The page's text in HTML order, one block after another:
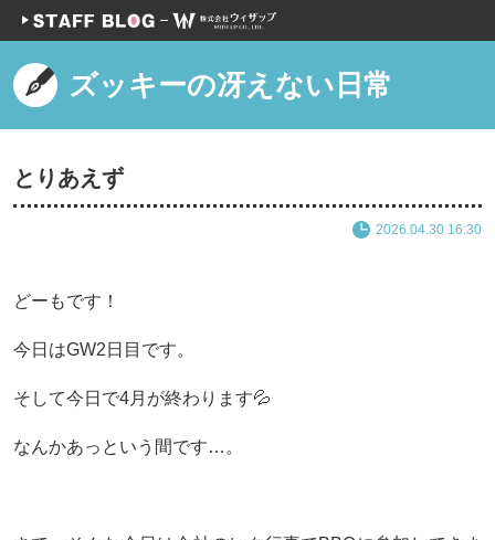
ズッキーの冴えない日常
とりあえず
2026.04.30 16:30
どーもです！
今日はGW2日目です。
そして今日で4月が終わります💦
なんかあっという間です…。